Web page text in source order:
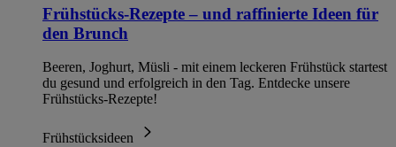
Frühstücks-Rezepte – und raffinierte Ideen für
den Brunch
Beeren, Joghurt, Müsli - mit einem leckeren Frühstück startest
du gesund und erfolgreich in den Tag. Entdecke unsere
Frühstücks-Rezepte!
Frühstücksideen